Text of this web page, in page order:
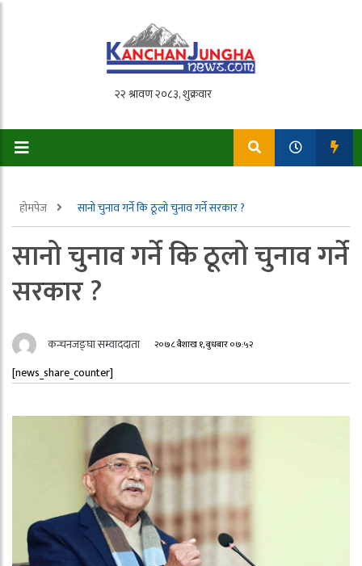
होमपेज सानो चुनाव गर्ने कि ठूलो चुनाव गर्ने सरकार ?
सानो चुनाव गर्ने कि ठूलो चुनाव गर्ने
सरकार ?
कन्चनजङ्घा सम्वाददाता २०७८ बैशाख १, बुधबार ०७:५२
[news_share_counter]